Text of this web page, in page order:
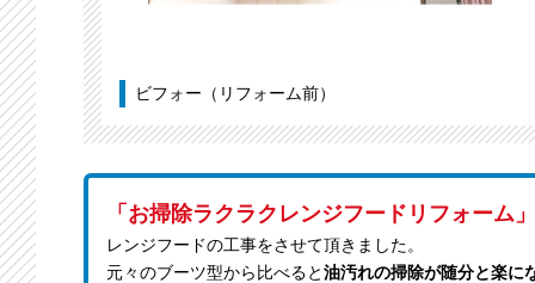
ビフォー（リフォーム前）
「お掃除ラクラクレンジフードリフォーム」
レンジフードの工事をさせて頂きました。
元々のブーツ型から比べると 油汚れの掃除が随分と楽に